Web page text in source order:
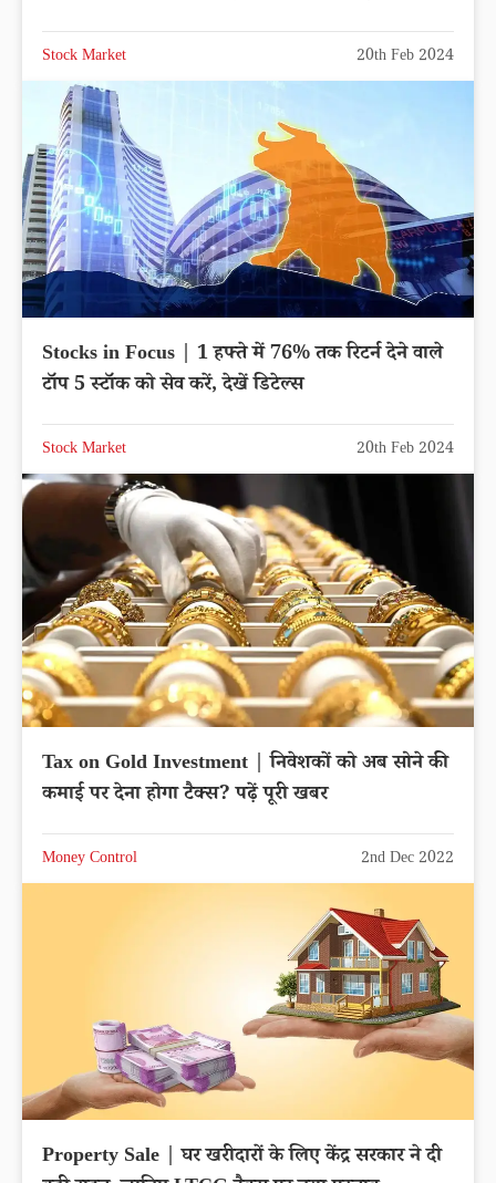
Stock Market 20th Feb 2024
Stocks in Focus | 1 हफ्ते में 76% तक रिटर्न देने वाले
टॉप 5 स्टॉक को सेव करें, देखें डिटेल्स
Stock Market 20th Feb 2024
Tax on Gold Investment | निवेशकों को अब सोने की
कमाई पर देना होगा टैक्स? पढ़ें पूरी खबर
Money Control 2nd Dec 2022
Property Sale | घर खरीदारों के लिए केंद्र सरकार ने दी